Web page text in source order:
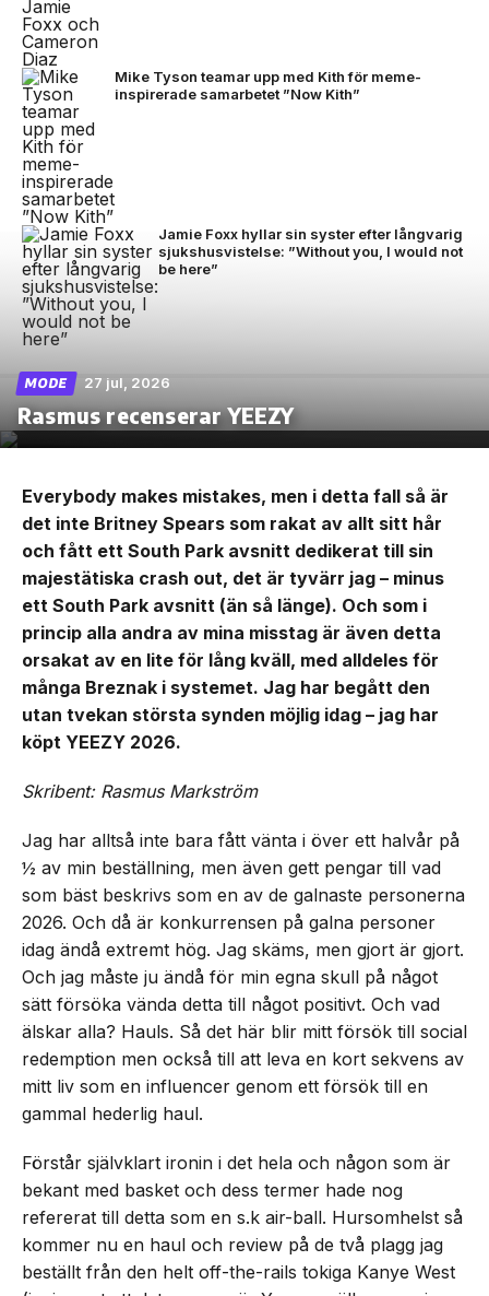
Mike Tyson teamar upp med Kith för meme-
inspirerade samarbetet ”Now Kith”
Jamie Foxx hyllar sin syster efter långvarig
sjukshusvistelse: ”Without you, I would not
be here”
MODE 27 jul, 2026
Rasmus recenserar YEEZY
Everybody makes mistakes, men i detta fall så är
det inte Britney Spears som rakat av allt sitt hår
och fått ett South Park avsnitt dedikerat till sin
majestätiska crash out, det är tyvärr jag – minus
ett South Park avsnitt (än så länge). Och som i
princip alla andra av mina misstag är även detta
orsakat av en lite för lång kväll, med alldeles för
många Breznak i systemet. Jag har begått den
utan tvekan största synden möjlig idag – jag har
köpt YEEZY 2026.
Skribent: Rasmus Markström
Jag har alltså inte bara fått vänta i över ett halvår på
½ av min beställning, men även gett pengar till vad
som bäst beskrivs som en av de galnaste personerna
2026. Och då är konkurrensen på galna personer
idag ändå extremt hög. Jag skäms, men gjort är gjort.
Och jag måste ju ändå för min egna skull på något
sätt försöka vända detta till något positivt. Och vad
älskar alla? Hauls. Så det här blir mitt försök till social
redemption men också till att leva en kort sekvens av
mitt liv som en influencer genom ett försök till en
gammal hederlig haul.
Förstår självklart ironin i det hela och någon som är
bekant med basket och dess termer hade nog
refererat till detta som en s.k air-ball. Hursomhelst så
kommer nu en haul och review på de två plagg jag
beställt från den helt off-the-rails tokiga Kanye West